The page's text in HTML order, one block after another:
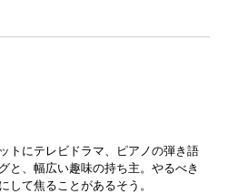
トにテレビドラマ、ピアノの弾き語
と、幅広い趣味の持ち主。やるべき
して焦ることがあるそう。